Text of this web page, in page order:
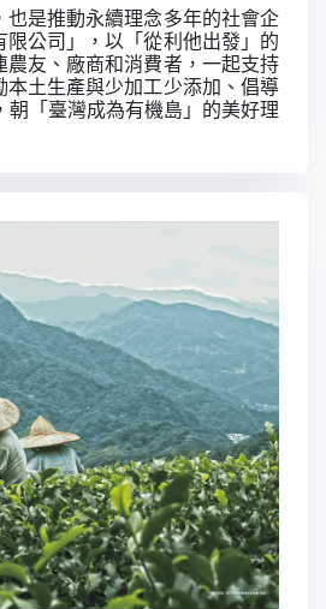
也是推動永續理念多年的社會企
限公司」，以「從利他出發」的
農友、廠商和消費者，一起支持
本土生產與少加工少添加、倡導
朝「臺灣成為有機島」的美好理